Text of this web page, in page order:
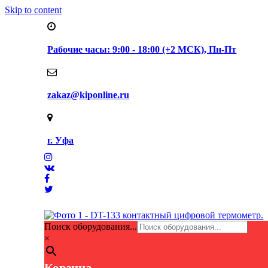
Skip to content
Рабочие часы: 9:00 - 18:00 (+2 МСК), Пн-Пт
zakaz@kiponline.ru
г. Уфа
Поиск оборудования...
×